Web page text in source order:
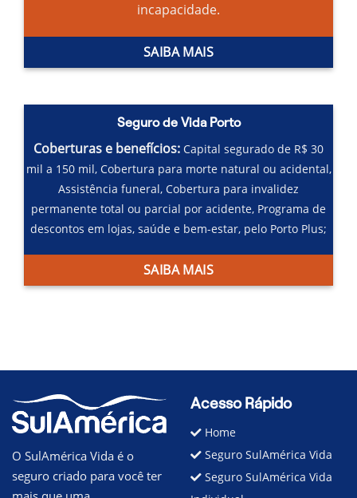
incapacidade.
SAIBA MAIS
Seguro de Vida Porto
Coberturas e benefícios: Capital segurado de R$ 30
mil a 150 mil, Cobertura para morte natural ou acidental,
Assistência funeral,Cobertura para invalidez
permanente total ou parcial por acidente, Programa de
descontos em lojas, saúde e bem-estar, pelo Porto Plus;
SAIBA MAIS
O SulAmérica Vida é o
seguro criado para você ter
Acesso Rápido
Home
Seguro SulAmérica Vida
Seguro SulAmérica Vida